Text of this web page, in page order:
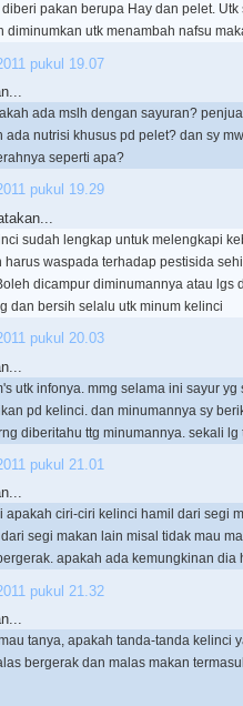
pakan berupa Hay dan pelet. Utk
diminumkan utk menambah nafsu
pukul 19.07
ada mslh dengan sayuran?
ada nutrisi khusus pd pelet? dan sy
seperti apa?
pukul 19.29
sudah lengkap untuk melengkapi
harus waspada terhadap pestisida
dicampur diminumannya atau lgs
dan bersih selalu utk minum kelinci
pukul 20.03
utk infonya. mmg selama ini sayur yg
pd kelinci. dan minumannya sy
diberitahu ttg minumannya. sekali lg
pukul 21.01
apakah ciri-ciri kelinci hamil dari segi
segi makan lain misal tidak mau
apakah ada kemungkinan dia
pukul 21.32
tanya, apakah tanda-tanda kelinci
bergerak dan malas makan